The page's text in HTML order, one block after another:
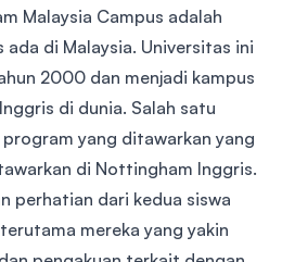
Malaysia Campus adalah
di Malaysia. Universitas ini
2000 dan menjadi kampus
di dunia. Salah satu
yang ditawarkan yang
di Nottingham Inggris.
perhatian dari kedua siswa
mereka yang yakin